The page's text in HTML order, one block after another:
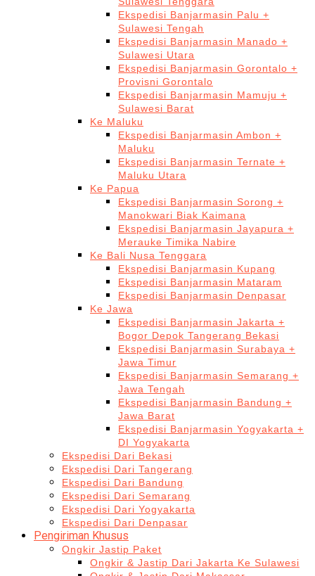
Ekspedisi Banjarmasin Palu +
Sulawesi Tengah
Ekspedisi Banjarmasin Manado +
Sulawesi Utara
Ekspedisi Banjarmasin Gorontalo +
Provisni Gorontalo
Ekspedisi Banjarmasin Mamuju +
Sulawesi Barat
Ke Maluku
Ekspedisi Banjarmasin Ambon +
Maluku
Ekspedisi Banjarmasin Ternate +
Maluku Utara
Ke Papua
Ekspedisi Banjarmasin Sorong +
Manokwari Biak Kaimana
Ekspedisi Banjarmasin Jayapura +
Merauke Timika Nabire
Ke Bali Nusa Tenggara
Ekspedisi Banjarmasin Kupang
Ekspedisi Banjarmasin Mataram
Ekspedisi Banjarmasin Denpasar
Ke Jawa
Ekspedisi Banjarmasin Jakarta +
Bogor Depok Tangerang Bekasi
Ekspedisi Banjarmasin Surabaya +
Jawa Timur
Ekspedisi Banjarmasin Semarang +
Jawa Tengah
Ekspedisi Banjarmasin Bandung +
Jawa Barat
Ekspedisi Banjarmasin Yogyakarta +
DI Yogyakarta
Ekspedisi Dari Bekasi
Ekspedisi Dari Tangerang
Ekspedisi Dari Bandung
Ekspedisi Dari Semarang
Ekspedisi Dari Yogyakarta
Ekspedisi Dari Denpasar
Pengiriman Khusus
Ongkir Jastip Paket
Ongkir & Jastip Dari Jakarta Ke Sulawesi